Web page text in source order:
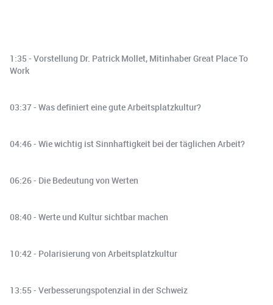
1:35 - Vorstellung Dr. Patrick Mollet, Mitinhaber Great Place To
Work
03:37 - Was definiert eine gute Arbeitsplatzkultur?
04:46 - Wie wichtig ist Sinnhaftigkeit bei der täglichen Arbeit?
06:26 - Die Bedeutung von Werten
08:40 - Werte und Kultur sichtbar machen
10:42 - Polarisierung von Arbeitsplatzkultur
13:55 - Verbesserungspotenzial in der Schweiz